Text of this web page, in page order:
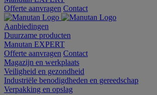
Offerte aanvragen Contact
Aanbiedingen
Duurzame producten
Manutan EXPERT
Offerte aanvragen Contact
Magazijn en werkplaats
Veiligheid en gezondheid
Industriële benodigdheden en gereedschap
Verpakking en opslag